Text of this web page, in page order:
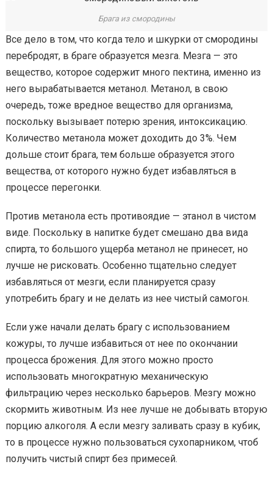
Брага из смородины
Все дело в том, что когда тело и шкурки от смородины
перебродят, в браге образуется мезга. Мезга — это
вещество, которое содержит много пектина, именно из
него вырабатывается метанол. Метанол, в свою
очередь, тоже вредное вещество для организма,
поскольку вызывает потерю зрения, интоксикацию.
Количество метанола может доходить до 3%. Чем
дольше стоит брага, тем больше образуется этого
вещества, от которого нужно будет избавляться в
процессе перегонки.
Против метанола есть противоядие — этанол в чистом
виде. Поскольку в напитке будет смешано два вида
спирта, то большого ущерба метанол не принесет, но
лучше не рисковать. Особенно тщательно следует
избавляться от мезги, если планируется сразу
употребить брагу и не делать из нее чистый самогон.
Если уже начали делать брагу с использованием
кожуры, то лучше избавиться от нее по окончании
процесса брожения. Для этого можно просто
использовать многократную механическую
фильтрацию через несколько барьеров. Мезгу можно
скормить животным. Из нее лучше не добывать вторую
порцию алкоголя. А если мезгу заливать сразу в кубик,
то в процессе нужно пользоваться сухопарником, чтоб
получить чистый спирт без примесей.